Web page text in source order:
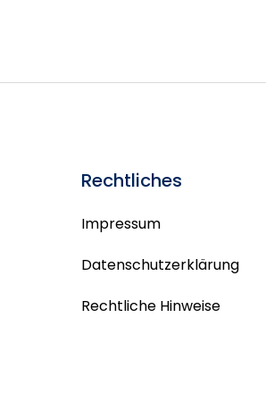
Rechtliches
Impressum
Datenschutzerklärung
Rechtliche Hinweise